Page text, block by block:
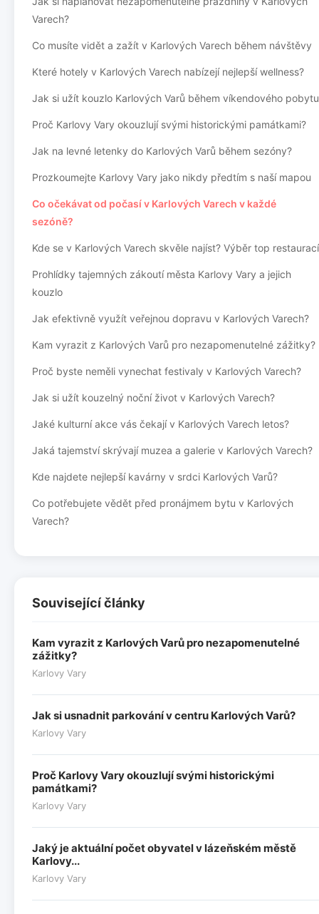
Varech?
Co musíte vidět a zažít v Karlových Varech během návštěvy
Které hotely v Karlových Varech nabízejí nejlepší wellness?
Jak si užít kouzlo Karlových Varů během víkendového pobytu
Proč Karlovy Vary okouzlují svými historickými památkami?
Jak na levné letenky do Karlových Varů během sezóny?
Prozkoumejte Karlovy Vary jako nikdy předtím s naší mapou
Co očekávat od počasí v Karlových Varech v každé
sezóně?
Kde se v Karlových Varech skvěle najíst? Výběr top restaurací
Prohlídky tajemných zákoutí města Karlovy Vary a jejich
kouzlo
Jak efektivně využít veřejnou dopravu v Karlových Varech?
Kam vyrazit z Karlových Varů pro nezapomenutelné zážitky?
Proč byste neměli vynechat festivaly v Karlových Varech?
Jak si užít kouzelný noční život v Karlových Varech?
Jaké kulturní akce vás čekají v Karlových Varech letos?
Jaká tajemství skrývají muzea a galerie v Karlových Varech?
Kde najdete nejlepší kavárny v srdci Karlových Varů?
Co potřebujete vědět před pronájmem bytu v Karlových
Varech?
Související články
Kam vyrazit z Karlových Varů pro nezapomenutelné
zážitky?
Karlovy Vary
Jak si usnadnit parkování v centru Karlových Varů?
Karlovy Vary
Proč Karlovy Vary okouzlují svými historickými
památkami?
Karlovy Vary
Jaký je aktuální počet obyvatel v lázeňském městě
Karlovy...
Karlovy Vary